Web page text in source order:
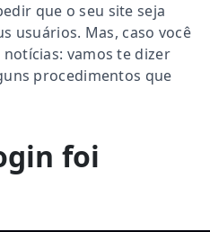
que o seu site seja
usuários. Mas, caso você
vamos te dizer
procedimentos que
foi